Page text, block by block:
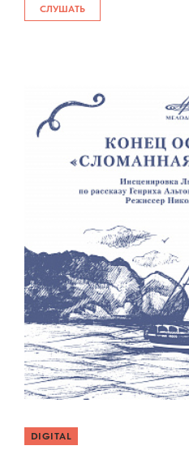
СЛУШАТЬ
DIGITAL